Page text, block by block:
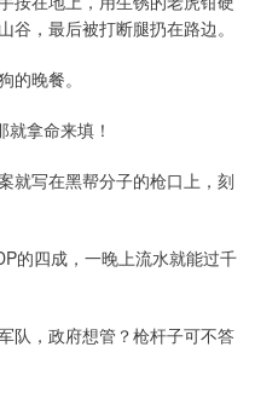
，最后被打断腿扔在路边。
的晚餐。
拿命来填！
就写在黑帮分子的枪口上，刻
的四成，一晚上流水就能过千
队，政府想管？枪杆子可不答